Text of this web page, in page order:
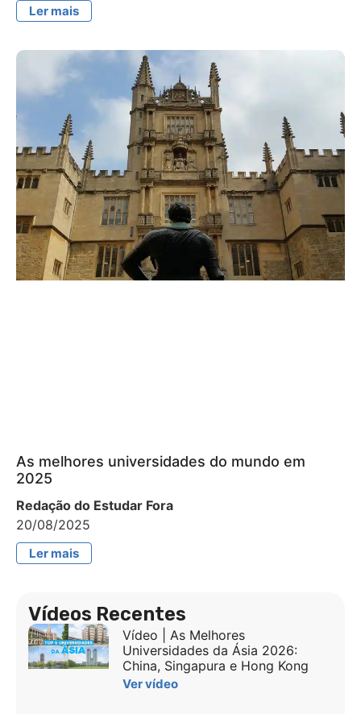
Ler mais
As melhores universidades do mundo em
2025
Redação do Estudar Fora
20/08/2025
Ler mais
Vídeos Recentes
Vídeo | As Melhores
Universidades da Ásia 2026:
China, Singapura e Hong Kong
Ver vídeo